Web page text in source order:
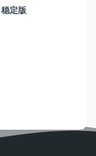
定版